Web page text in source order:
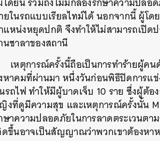
ยในรถแบบเรียลไทม์ได้ นอกจากนี้ ผู้โ
แหน่งหยุดปกติ จึงทำให้ไม่สามารถเปิด
นชาลาของสถานี
เหตุการณ์ครั้งนี้ถือเป็นการทำร้ายผู้ค
หาคมที่ผ่านมา หนึ่งวันก่อนพิธีปิดการแ
รถไฟ ทำให้มีผู้บาดเจ็บ 10 ราย ซึ่งผู้ต้อ
งที่ดูมีความสุข และเหตุการณ์ครั้งนั้น M
ษาความปลอดภัยในการลาดตระเวนตา
ดขึ้นอาจเป็นสัญญาณว่าพวกเขาต้องหา
ค้นหา
SHARE